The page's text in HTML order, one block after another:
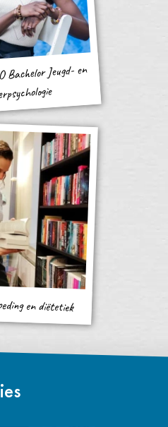
Bachelor Jeugd- en
en diëtetiek